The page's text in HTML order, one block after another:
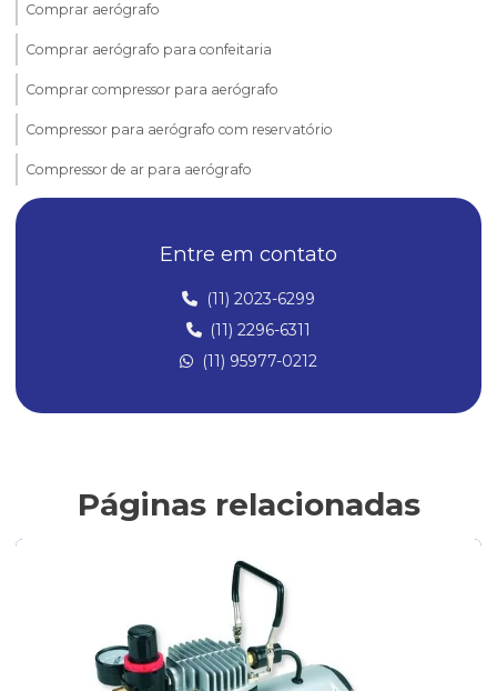
Comprar aerógrafo
Comprar aerógrafo para confeitaria
Comprar compressor para aerógrafo
Compressor para aerógrafo com reservatório
Compressor de ar para aerógrafo
Compressor de ar silencioso para aerografia
Compressor para pistola de pintura
Compressores para aerografia
Compressores de ar Direto
Conexões Instantâneas
Conexões de latão para ar comprimido
Fabricantes de conexões de latão
Filtro de ar para compressor
Entre em contato
(11) 2023-6299
(11) 2296-6311
(11) 95977-0212
Páginas relacionadas